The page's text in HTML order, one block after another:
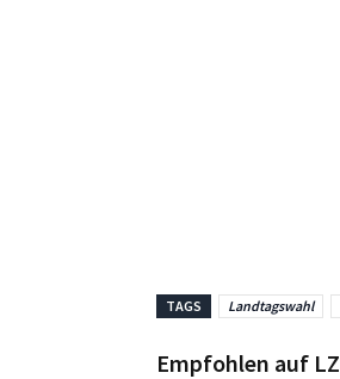
TAGS Landtagswahl
Empfohlen auf LZ